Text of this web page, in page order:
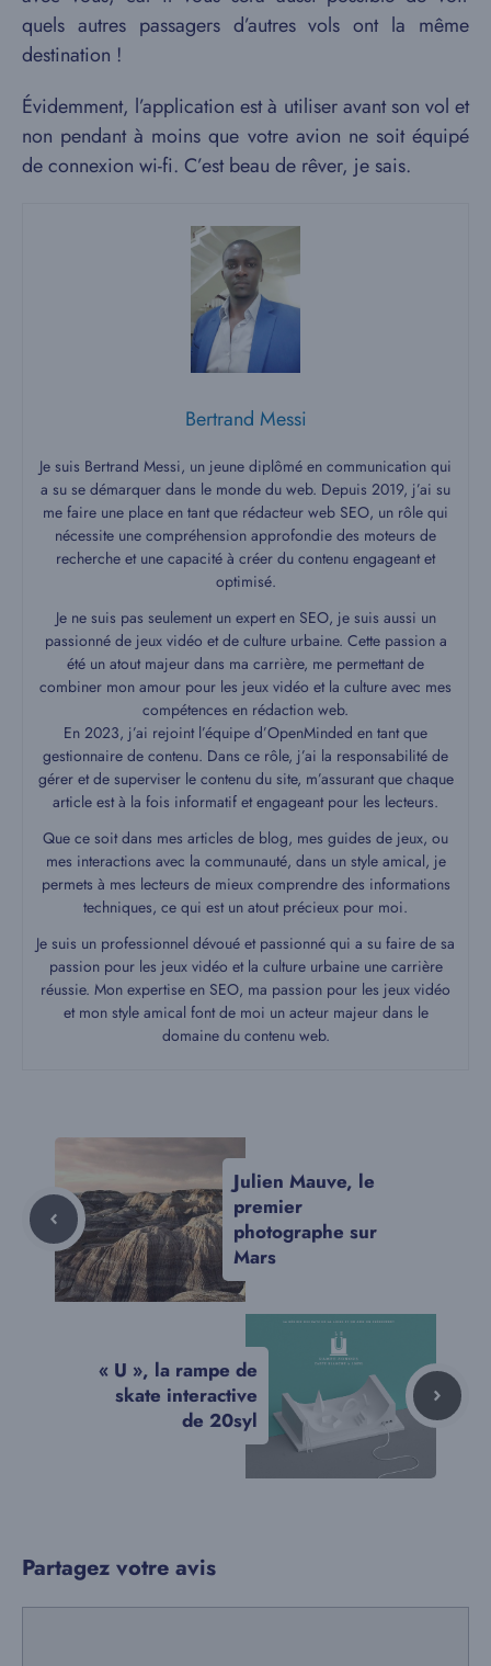
quels autres passagers d’autres vols ont la même
destination !
Évidemment, l’application est à utiliser avant son vol et
non pendant à moins que votre avion ne soit équipé
de connexion wi-fi. C’est beau de rêver, je sais.
Bertrand Messi
Je suis Bertrand Messi, un jeune diplômé en communication qui
a su se démarquer dans le monde du web. Depuis 2019, j’ai su
me faire une place en tant que rédacteur web SEO, un rôle qui
nécessite une compréhension approfondie des moteurs de
recherche et une capacité à créer du contenu engageant et
optimisé.
Je ne suis pas seulement un expert en SEO, je suis aussi un
passionné de jeux vidéo et de culture urbaine. Cette passion a
été un atout majeur dans ma carrière, me permettant de
combiner mon amour pour les jeux vidéo et la culture avec mes
compétences en rédaction web.
En 2023, j’ai rejoint l’équipe d’OpenMinded en tant que
gestionnaire de contenu. Dans ce rôle, j’ai la responsabilité de
gérer et de superviser le contenu du site, m’assurant que chaque
article est à la fois informatif et engageant pour les lecteurs.
Que ce soit dans mes articles de blog, mes guides de jeux, ou
mes interactions avec la communauté, dans un style amical, je
permets à mes lecteurs de mieux comprendre des informations
techniques, ce qui est un atout précieux pour moi.
Je suis un professionnel dévoué et passionné qui a su faire de sa
passion pour les jeux vidéo et la culture urbaine une carrière
réussie. Mon expertise en SEO, ma passion pour les jeux vidéo
et mon style amical font de moi un acteur majeur dans le
domaine du contenu web.
Julien Mauve, le
premier
photographe sur
Mars
« U », la rampe de
skate interactive
de 20syl
Partagez votre avis